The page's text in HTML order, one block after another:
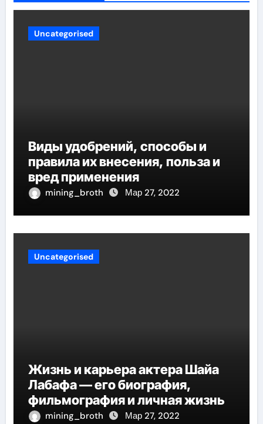
Uncategorised
Виды удобрений, способы и
правила их внесения, польза и
вред применения
mining_broth Мар 27, 2022
Uncategorised
Жизнь и карьера актера Шайа
Лабафа — его биография,
фильмография и личная жизнь
mining_broth Мар 27, 2022